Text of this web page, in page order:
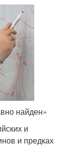
найден»
и
и предках